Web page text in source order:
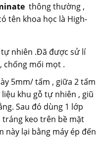
thông thường ,
tên khoa học là High-
nhiên .Đã được sử lí
chống mối mọt .
5mm/ tấm , giữa 2 tấm
khu gỗ tự nhiên , giũ
Sau đó dùng 1 lớp
tráng keo trên bề mặt
này lại bằng máy ép đến